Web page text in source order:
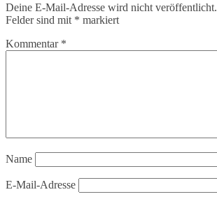
Deine E-Mail-Adresse wird nicht veröffentlicht.
Felder sind mit * markiert
Kommentar *
Name
E-Mail-Adresse